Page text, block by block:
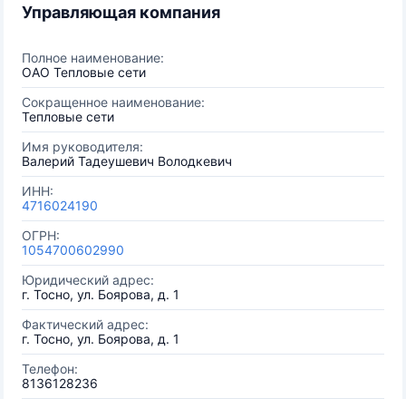
Управляющая компания
Полное наименование:
ОАО Тепловые сети
Сокращенное наименование:
Тепловые сети
Имя руководителя:
Валерий Тадеушевич Володкевич
ИНН:
4716024190
ОГРН:
1054700602990
Юридический адрес:
г. Тосно, ул. Боярова, д. 1
Фактический адрес:
г. Тосно, ул. Боярова, д. 1
Телефон:
8136128236